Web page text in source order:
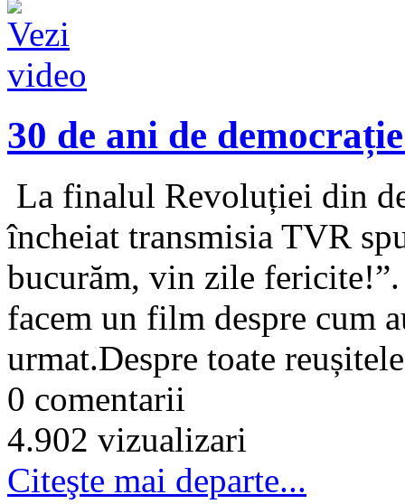
30 de ani de
La finalul Revoluției din
încheiat transmisia TVR
bucurăm, vin zile
facem un film despre cum
urmat.Despre toate
0 comentarii
4.902 vizualizari
Citeşte mai departe...